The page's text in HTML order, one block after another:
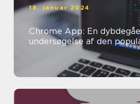
18. januar 2024
Chrome App: En
undersøgelse af den